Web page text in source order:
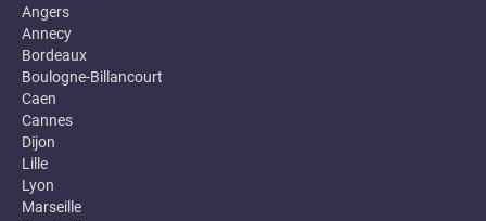
Angers
Annecy
Bordeaux
Boulogne-Billancourt
Caen
Cannes
Dijon
Lille
Lyon
Marseille